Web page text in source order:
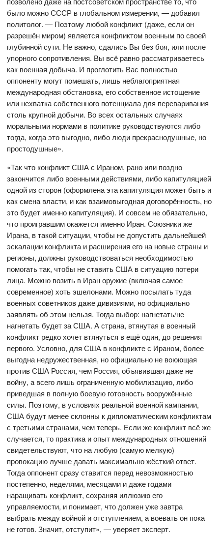
было можно СССР в глобальном измерении, — добавил
политолог. — Поэтому любой конфликт (даже, если он
разрешён миром) является конфликтом военным по своей
глубинной сути. Не важно, сдались Вы без боя, или после
упорного сопротивления. Вы всё равно рассматриваетесь
как военная добыча. И проглотить Вас полностью
оппоненту могут помешать, лишь неблагоприятная
международная обстановка, его собственное истощение
или нехватка собственного потенциала для переваривания
столь крупной добычи. Во всех остальных случаях
моральными нормами в политике руководствуются либо
тогда, когда это выгодно, либо люди прекраснодушные, но
простодушные».
«Так что конфликт США с Ираном, рано или поздно
закончится либо военными действиями, либо капитуляцией
одной из сторон (оформлена эта капитуляция может быть и
как смена власти, и как взаимовыгодная договорённость, но
это будет именно капитуляция). И совсем не обязательно,
что проигравшим окажется именно Иран. Союзники же
Ирана, в такой ситуации, чтобы не допустить дальнейшей
эскалации конфликта и расширения его на новые страны и
регионы, должны руководствоваться необходимостью
помогать так, чтобы не ставить США в ситуацию потери
лица. Можно возить в Иран оружие (включая самое
современное) хоть эшелонами. Можно посылать туда
военных советников даже дивизиями, но официально
заявлять об этом нельзя. Тогда выбор: нагнетать/не
нагнетать будет за США. А страна, втянутая в военный
конфликт редко хочет втянуться в ещё один, до решения
первого. Условно, для США в конфликте с Ираном, более
выгодна недружественная, но официально не воюющая
против США Россия, чем Россия, объявившая даже не
войну, а всего лишь ограниченную мобилизацию, либо
приведшая в полную боевую готовность вооружённые
силы. Поэтому, в условиях реальной военной кампании,
США будут менее склонны к дипломатическим конфликтам
с третьими странами, чем теперь. Если же конфликт всё же
случается, то практика и опыт международных отношений
свидетельствуют, что на любую (самую мелкую)
провокацию лучше давать максимально жёсткий ответ.
Тогда оппонент сразу ставится перед невозможностью
постепенно, неделями, месяцами и даже годами
наращивать конфликт, сохраняя иллюзию его
управляемости, и понимает, что должен уже завтра
выбрать между войной и отступлением, а воевать он пока
не готов. Значит, отступит», — уверяет эксперт.